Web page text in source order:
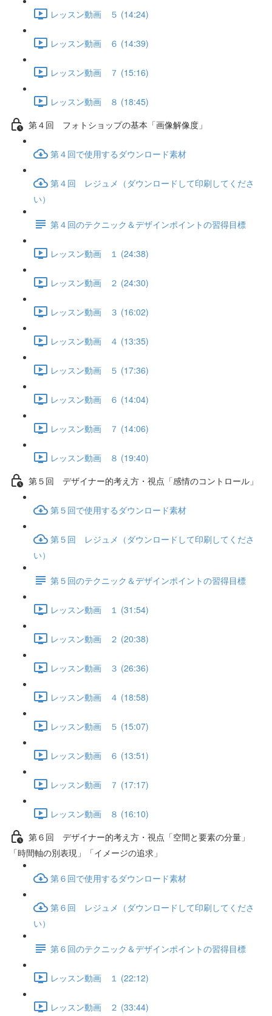
レッスン動画 ５ (14:24)
レッスン動画 ６ (14:39)
レッスン動画 ７ (15:16)
レッスン動画 ８ (18:45)
第４回 フォトショップの基本「画像解像度」
第４回で使用するダウンロード素材
第４回 レジュメ（ダウンロードして印刷してくださ
い）
第４回のテクニック＆デザインポイントの習得目標
レッスン動画 １ (24:38)
レッスン動画 ２ (24:30)
レッスン動画 ３ (16:02)
レッスン動画 ４ (13:35)
レッスン動画 ５ (17:36)
レッスン動画 ６ (14:04)
レッスン動画 ７ (14:06)
レッスン動画 ８ (19:40)
第５回 デザイナー的考え方・視点「感情のコントロール」
第５回で使用するダウンロード素材
第５回 レジュメ（ダウンロードして印刷してくださ
い）
第５回のテクニック＆デザインポイントの習得目標
レッスン動画 １ (31:54)
レッスン動画 ２ (20:38)
レッスン動画 ３ (26:36)
レッスン動画 ４ (18:58)
レッスン動画 ５ (15:07)
レッスン動画 ６ (13:51)
レッスン動画 ７ (17:17)
レッスン動画 ８ (16:10)
第６回 デザイナー的考え方・視点「空間と要素の分量」
「時間軸の別表現」「イメージの追求」
第６回で使用するダウンロード素材
第６回 レジュメ（ダウンロードして印刷してくださ
い）
第６回のテクニック＆デザインポイントの習得目標
レッスン動画 １ (22:12)
レッスン動画 ２ (33:44)